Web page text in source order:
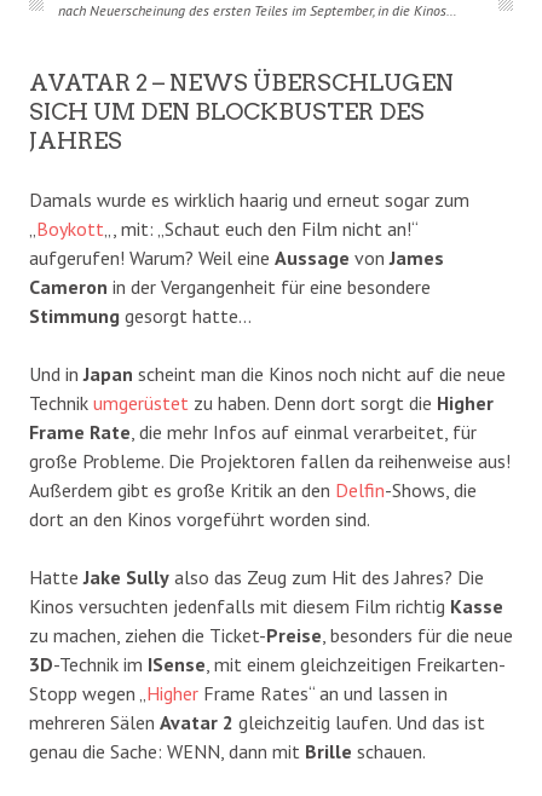
nach Neuerscheinung des ersten Teiles im September, in die Kinos…
AVATAR 2 – NEWS ÜBERSCHLUGEN
SICH UM DEN BLOCKBUSTER DES
JAHRES
Damals wurde es wirklich haarig und erneut sogar zum
„Boykott„, mit: „Schaut euch den Film nicht an!“
aufgerufen! Warum? Weil eine Aussage vonJames
Cameron in der Vergangenheit für eine besondere
Stimmung gesorgt hatte…
Und inJapan scheint man die Kinos noch nicht auf die neue
Technik umgerüstet zu haben. Denn dort sorgt die Higher
Frame Rate, die mehr Infos auf einmal verarbeitet, für
große Probleme. Die Projektoren fallen da reihenweise aus!
Außerdem gibt es große Kritik an den Delfin-Shows, die
dort an den Kinos vorgeführt worden sind.
HatteJake Sully also das Zeug zum Hit des Jahres? Die
Kinos versuchten jedenfalls mit diesem Film richtig Kasse
zu machen, ziehen die Ticket-Preise, besonders für die neue
3D-Technik im ISense, mit einem gleichzeitigen Freikarten-
Stopp wegen „Higher Frame Rates“ an und lassen in
mehreren Sälen Avatar 2 gleichzeitig laufen. Und das ist
genau die Sache: WENN, dann mit Brille schauen.